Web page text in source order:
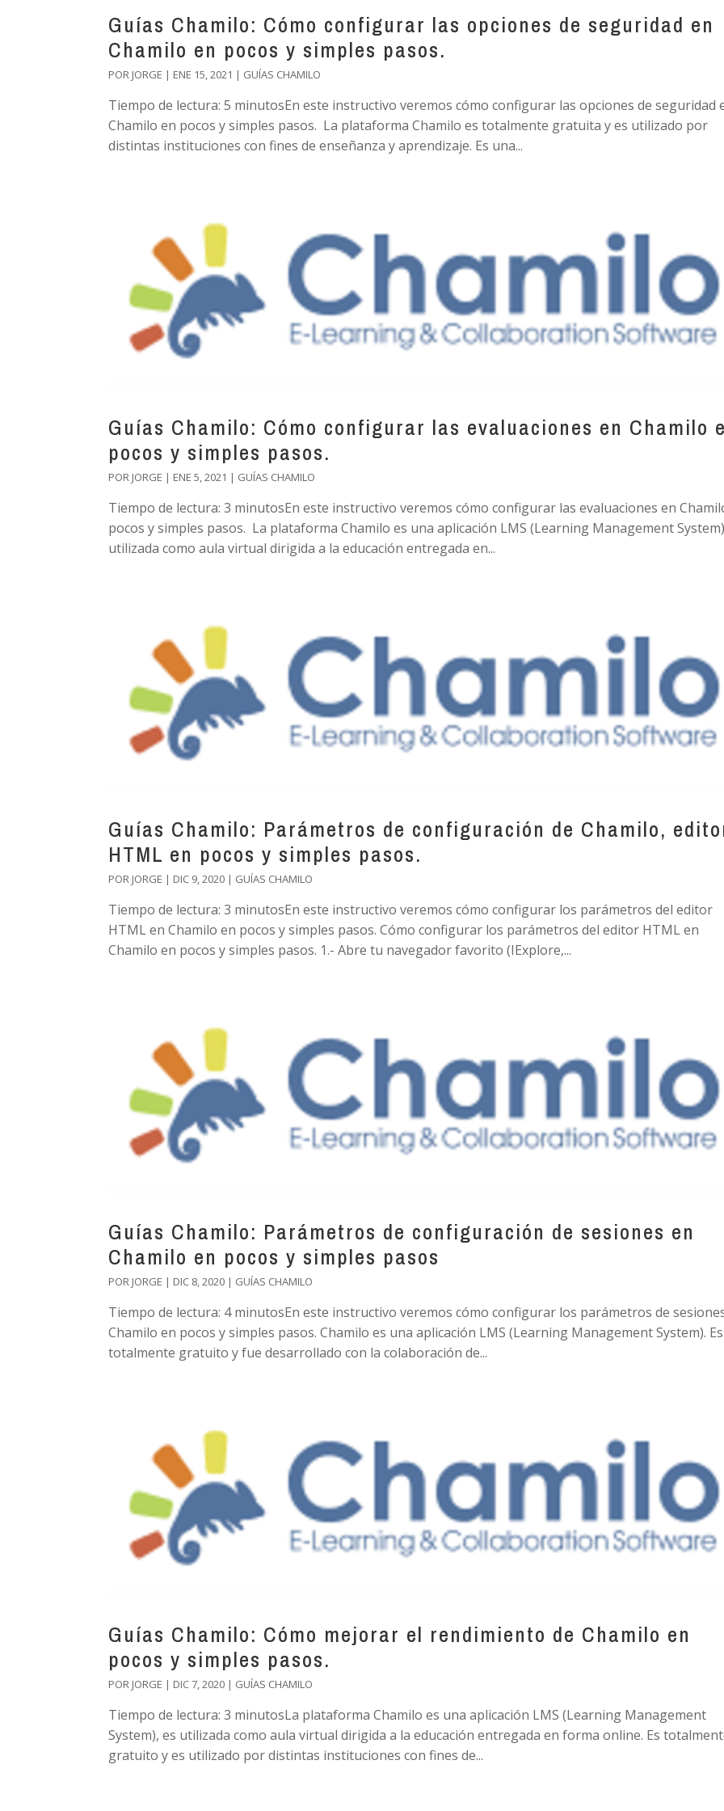
Guías Chamilo: Cómo configurar las opciones de seguridad en
Chamilo en pocos y simples pasos.
POR JORGE | ENE 15, 2021 | GUÍAS CHAMILO
Tiempo de lectura: 5 minutosEn este instructivo veremos cómo configurar las opciones de seguridad
Chamilo en pocos y simples pasos. La plataforma Chamilo es totalmente gratuita y es utilizado por
distintas instituciones con fines de enseñanza y aprendizaje. Es una...
Guías Chamilo: Cómo configurar las evaluaciones en Chamilo
pocos y simples pasos.
POR JORGE | ENE 5, 2021 | GUÍAS CHAMILO
Tiempo de lectura: 3 minutosEn este instructivo veremos cómo configurar las evaluaciones en
pocos y simples pasos. La plataforma Chamilo es una aplicación LMS (Learning Management
utilizada como aula virtual dirigida a la educación entregada en...
Guías Chamilo: Parámetros de configuración de Chamilo,
HTML en pocos y simples pasos.
POR JORGE | DIC 9, 2020 | GUÍAS CHAMILO
Tiempo de lectura: 3 minutosEn este instructivo veremos cómo configurar los parámetros del editor
HTML en Chamilo en pocos y simples pasos. Cómo configurar los parámetros del editor HTML en
Chamilo en pocos y simples pasos. 1.- Abre tu navegador favorito (IExplore,...
Guías Chamilo: Parámetros de configuración de sesiones en
Chamilo en pocos y simples pasos
POR JORGE | DIC 8, 2020 | GUÍAS CHAMILO
Tiempo de lectura: 4 minutosEn este instructivo veremos cómo configurar los parámetros de
Chamilo en pocos y simples pasos. Chamilo es una aplicación LMS (Learning Management System). Es
totalmente gratuito y fue desarrollado con la colaboración de...
Guías Chamilo: Cómo mejorar el rendimiento de Chamilo en
pocos y simples pasos.
POR JORGE | DIC 7, 2020 | GUÍAS CHAMILO
Tiempo de lectura: 3 minutosLa plataforma Chamilo es una aplicación LMS (Learning Management
System), es utilizada como aula virtual dirigida a la educación entregada en forma online. Es
gratuito y es utilizado por distintas instituciones con fines de...